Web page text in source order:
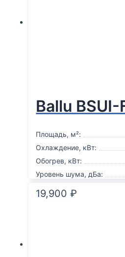
Ballu
Площадь, м²:
Охлаждение, кВт:
Обогрев, кВт:
Уровень шума, дБа:
19,900₽